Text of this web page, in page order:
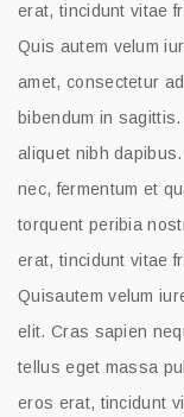
erat, tincidunt vitae
Quis autem velum
amet, consectetur
bibendum in
aliquet nibh
nec, fermentum et
torquent peribia
erat, tincidunt vitae
Quisautem velum
elit. Cras sapien
tellus eget massa
eros erat, tincidunt